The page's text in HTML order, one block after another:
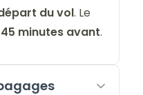
du vol. Le
45 minutes avant.